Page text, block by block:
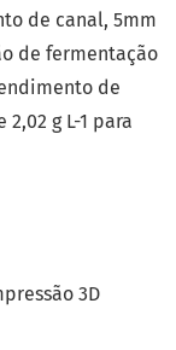
3D
de canal, 5mm
de fermentação
de
g L-1 para